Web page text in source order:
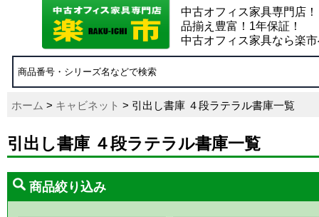
中古オフィス家具専門店！
品揃え豊富！1年保証！
中古オフィス家具なら楽
ホーム > キャビネット > 引出し書庫 ４段ラテラル書庫一覧
引出し書庫 ４段ラテラル書庫一覧
商品絞り込み